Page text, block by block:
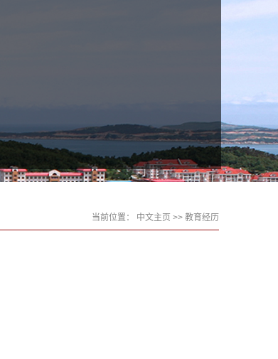
当前位置： 中文主页 >> 教育经历